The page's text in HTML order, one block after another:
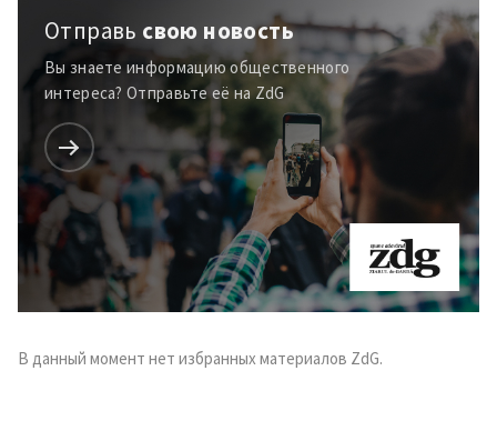
Отправь свою новость
Вы знаете информацию общественного
интереса? Отправьте её на ZdG
В данный момент нет избранных материалов ZdG.